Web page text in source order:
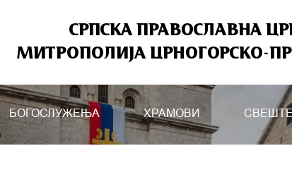
СРПСКА ПРАВОСЛАВНА
МИТРОПОЛИЈА ЦРНОГОРСКО-
БОГОСЛУЖЕЊА ХРАМОВИ